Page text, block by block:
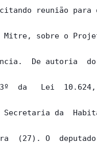
reunião
sobre o
De autoria
da   Lei
da
(27). O